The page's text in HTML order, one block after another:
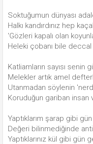
Soktuğumun dünyası
Halkı kandırdınız hep
'Gözleri kapalı olan
Heleki çobanı bile deccal
Katliamların sayısı senin
Melekler artık amel
Utanmadan söylenin
Koruduğun gariban insan
Yaptıklarım şarap gibi
Değeri bilinmediğinde
Yaptıklarınız kül gibi